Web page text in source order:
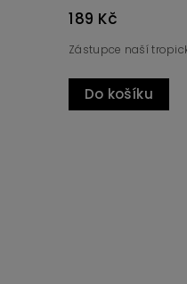
Meruňka jako symbol Moravy. Chilli
jako symbol Moravy.